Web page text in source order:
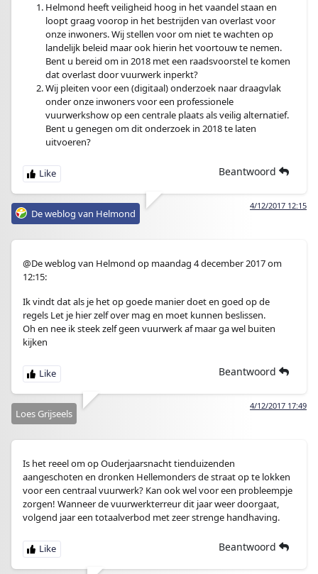
Helmond heeft veiligheid hoog in het vaandel staan en
loopt graag voorop in het bestrijden van overlast voor
onze inwoners. Wij stellen voor om niet te wachten op
landelijk beleid maar ook hierin het voortouw te nemen.
Bent u bereid om in 2018 met een raadsvoorstel te komen
dat overlast door vuurwerk inperkt?
Wij pleiten voor een (digitaal) onderzoek naar draagvlak
onder onze inwoners voor een professionele
vuurwerkshow op een centrale plaats als veilig alternatief.
Bent u genegen om dit onderzoek in 2018 te laten
uitvoeren?
Beantwoord
4/12/2017 12:15
De weblog van Helmond
@De weblog van Helmond op maandag 4 december 2017 om
12:15:
Ik vindt dat als je het op goede manier doet en goed op de
regels Let je hier zelf over mag en moet kunnen beslissen.
Oh en nee ik steek zelf geen vuurwerk af maar ga wel buiten
kijken
Beantwoord
4/12/2017 17:49
Loes Grijseels
Is het reeel om op Ouderjaarsnacht tienduizenden
aangeschoten en dronken Hellemonders de straat op te lokken
voor een centraal vuurwerk? Kan ook wel voor een probleempje
zorgen! Wanneer de vuurwerkterreur dit jaar weer doorgaat,
volgend jaar een totaalverbod met zeer strenge handhaving.
Beantwoord